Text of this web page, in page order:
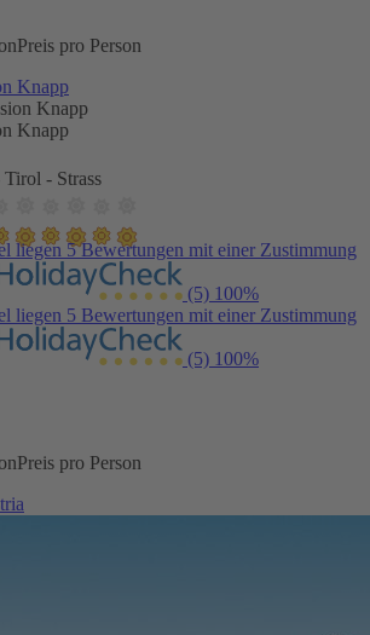
Preis pro Person
Knapp
Knapp
- Strass
liegen 5 Bewertungen mit einer Zustimmung
(5) 100%
liegen 5 Bewertungen mit einer Zustimmung
(5) 100%
Preis pro Person